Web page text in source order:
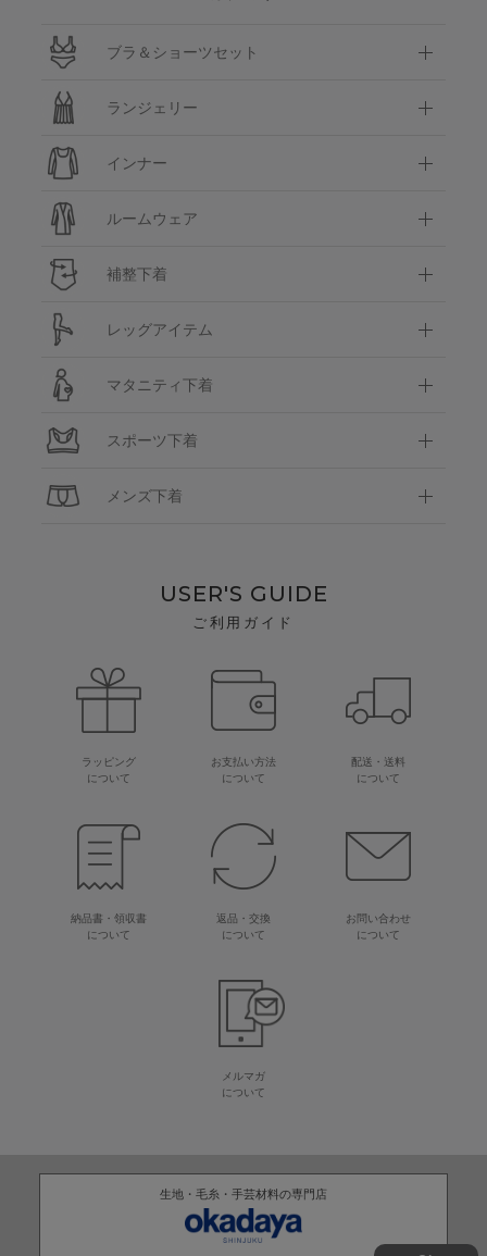
ブラ＆ショーツセット
ランジェリー
インナー
ルームウェア
補整下着
レッグアイテム
マタニティ下着
スポーツ下着
メンズ下着
USER'S GUIDE
ご利用ガイド
ラッピング
について
お支払い方法
について
配送・送料
について
納品書・領収書
について
返品・交換
について
お問い合わせ
について
メルマガ
について
生地・毛糸・手芸材料の専門店